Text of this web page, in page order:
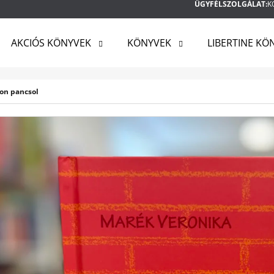
ÜGYFÉLSZOLGÁLAT:
AKCIÓS KÖNYVEK KÖNYVEK LIBERTINE
pancsol
AJÁNLJUK